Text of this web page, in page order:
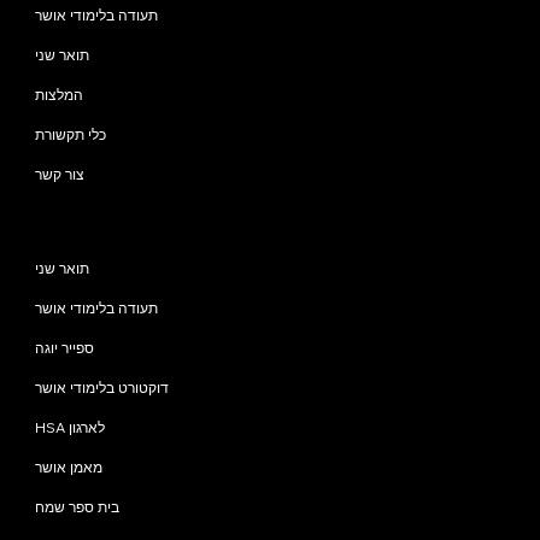
תעודה בלימודי אושר
תואר שני
המלצות
כלי תקשורת
צור קשר
תואר שני
תעודה בלימודי אושר
ספייר יוגה
דוקטורט בלימודי אושר
HSA לארגון
מאמן אושר
בית ספר שמח